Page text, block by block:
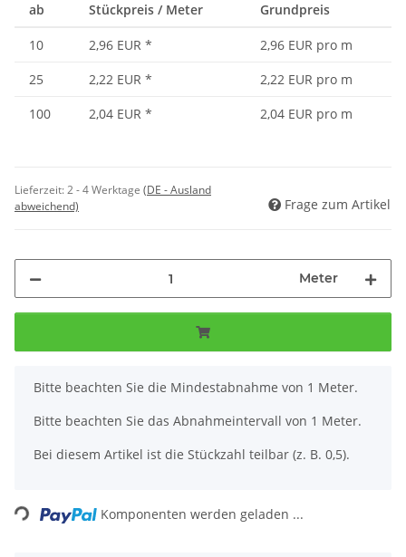
ab Stückpreis / Meter Grundpreis
10 2,96 EUR *
2,96 EUR pro m
25
2,22 EUR *
2,22 EUR pro m
100
2,04 EUR * 2,04 EUR pro m
Lieferzeit:2 - 4 Werktage (DE - Ausland
abweichend)
Frage zum Artikel
Meter
x
Bitte beachten Sie die Mindestabnahme von 1 Meter.
Bitte beachten Sie das Abnahmeintervall von 1 Meter.
Bei diesem Artikel ist die Stückzahl teilbar (z. B. 0,5).
Loading... Komponenten werden geladen ...